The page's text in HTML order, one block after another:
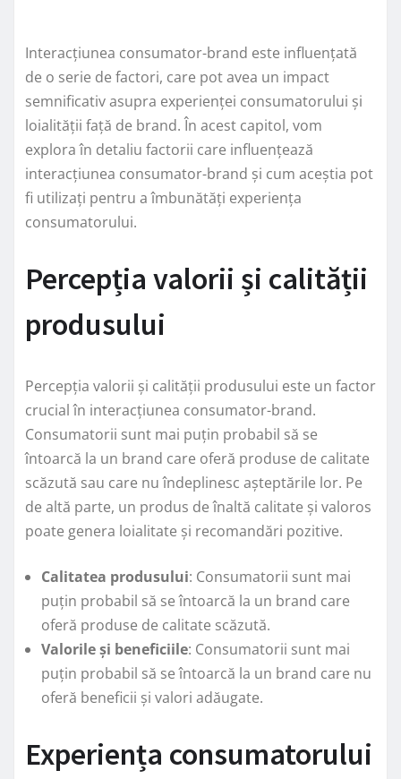
Interacțiunea consumator-brand este influențată
de o serie de factori, care pot avea un impact
semnificativ asupra experienței consumatorului și
loialității față de brand. În acest capitol, vom
explora în detaliu factorii care influențează
interacțiunea consumator-brand și cum aceștia pot
fi utilizați pentru a îmbunătăți experiența
consumatorului.
Percepția valorii și calității
produsului
Percepția valorii și calității produsului este un factor
crucial în interacțiunea consumator-brand.
Consumatorii sunt mai puțin probabil să se
întoarcă la un brand care oferă produse de calitate
scăzută sau care nu îndeplinesc așteptările lor. Pe
de altă parte, un produs de înaltă calitate și valoros
poate genera loialitate și recomandări pozitive.
Calitatea produsului: Consumatorii sunt mai
puțin probabil să se întoarcă la un brand care
oferă produse de calitate scăzută.
Valorile și beneficiile: Consumatorii sunt mai
puțin probabil să se întoarcă la un brand care nu
oferă beneficii și valori adăugate.
Experiența consumatorului